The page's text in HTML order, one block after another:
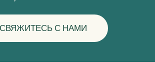
СВЯЖИТЕСЬ С НАМИ